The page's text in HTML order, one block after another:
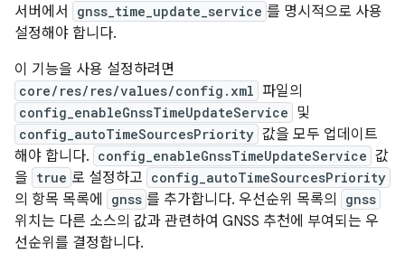
서버에서
gnss_time_update_service 를 명시적으로 사용
설정해야 합니다.
이 기능을 사용 설정하려면
core/res/res/values/config.xml 파일의
config_enableGnssTimeUpdateService 및
config_autoTimeSourcesPriority 값을 모두 업데이트
해야 합니다. config_enableGnssTimeUpdateService 값
을 true 로 설정하고 config_autoTimeSourcesPriority
의 항목 목록에 gnss 를 추가합니다. 우선순위 목록의 gnss
위치는 다른 소스의 값과 관련하여 GNSS 추천에 부여되는 우
선순위를 결정합니다.